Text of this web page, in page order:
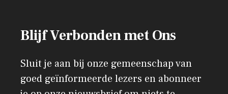
Blijf Verbonden met Ons
Sluit je aan bij onze gemeenschap van
goed geïnformeerde lezers en abonneer